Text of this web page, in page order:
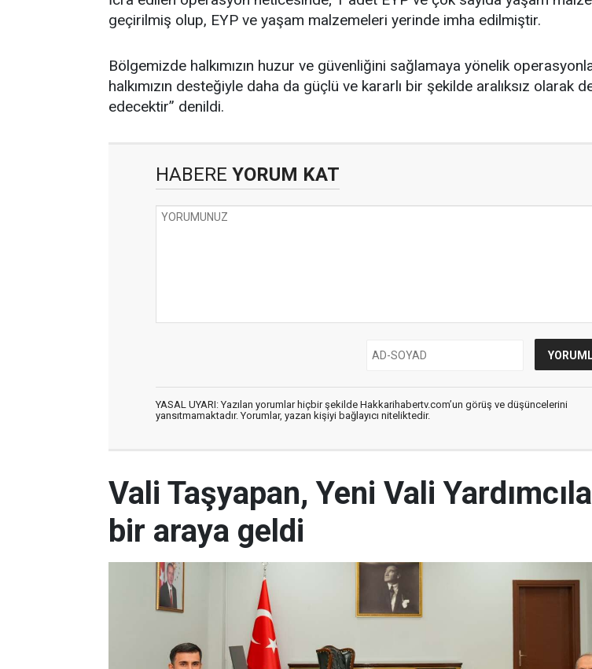
geçirilmiş olup, EYP ve yaşam malzemeleri yerinde imha edilmiştir.
Bölgemizde halkımızın huzur ve güvenliğini sağlamaya yönelik
halkımızın desteğiyle daha da güçlü ve kararlı bir şekilde aralıksız olarak
edecektir” denildi.
HABERE YORUM KAT
YASAL UYARI: Yazılan yorumlar hiçbir şekilde Hakkarihabertv.com’un görüş ve düşüncelerini
yansıtmamaktadır. Yorumlar, yazan kişiyi bağlayıcı niteliktedir.
Vali Taşyapan, Yeni Vali
bir araya geldi